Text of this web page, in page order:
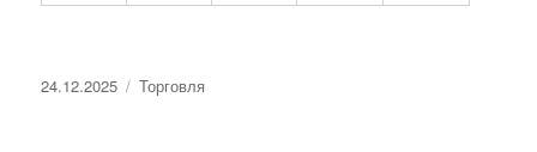
Опубликовано
24.12.2025 Рубрики
Торговля